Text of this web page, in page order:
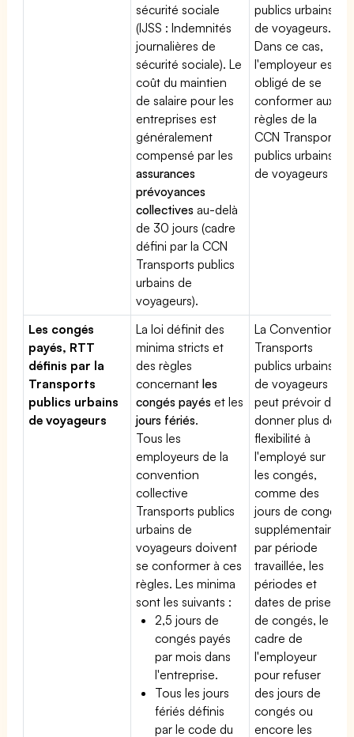
sécurité sociale
(IJSS : Indemnités
journalières de
sécurité sociale). Le
coût du maintien
de salaire pour les
entreprises est
généralement
compensé par les
assurances
prévoyances
collectives au-delà
de 30 jours (cadre
défini par la CCN
Transports publics
urbains de
voyageurs).
publics urbains
de voyageurs.
Dans ce cas,
l'employeur est
obligé de se
conformer aux
règles de la
CCN Transports
publics urbains
de voyageurs
Les congés
payés, RTT
définis par la
Transports
publics urbains
de voyageurs
La loi définit des
minima stricts et
des règles
concernantles
congés payés et les
jours fériés.
Tous les
employeurs de la
convention
collective
Transports publics
urbains de
voyageurs doivent
se conformer à ces
règles. Les minima
sont les suivants :
2,5 jours de
congés payés
par mois dans
l'entreprise.
Tous les jours
fériés définis
par le code du
La Convention
Transports
publics urbains
de voyageurs
peut prévoir de
donner plus de
flexibilité à
l'employé sur
les congés,
comme des
jours de congé
supplémentaires
par période
travaillée, les
périodes et
dates de prise
de congés, le
cadre de
l'employeur
pour refuser
des jours de
congés ou
encore les